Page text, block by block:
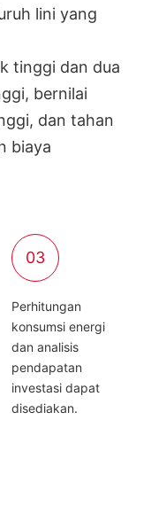
lini yang
tinggi dan dua
bernilai
dan tahan
biaya
03
Perhitungan
konsumsi energi
dan analisis
pendapatan
investasi dapat
disediakan.